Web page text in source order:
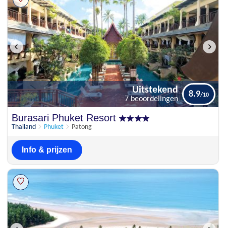
Uitstekend
Burasari Phuket Resort
Thailand Phuket Patong
Uitstekend
7 beoordelingen
8.9
Info & prijzen